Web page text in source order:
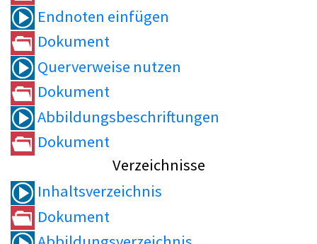
Endnoten einfügen
Dokument
Querverweise nutzen
Dokument
Abbildungsbeschriftungen
Dokument
Verzeichnisse
Inhaltsverzeichnis
Dokument